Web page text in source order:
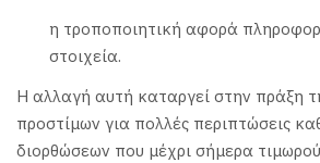
η τροποποιητική αφορά
στοιχεία.
Η αλλαγή αυτή καταργεί στην πράξη
προστίμων για πολλές περιπτώσεις
διορθώσεων που μέχρι σήμερα